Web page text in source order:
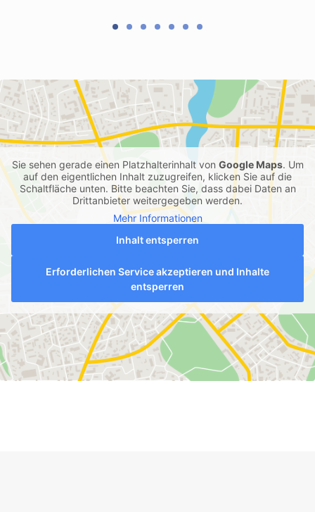
Sie sehen gerade einen Platzhalterinhalt von Google Maps. Um
auf den eigentlichen Inhalt zuzugreifen, klicken Sie auf die
Schaltfläche unten. Bitte beachten Sie, dass dabei Daten an
Drittanbieter weitergegeben werden.
Mehr Informationen
Inhalt entsperren
Erforderlichen Service akzeptieren und Inhalte
entsperren